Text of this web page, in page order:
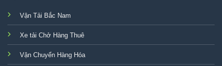
Vận Tải Bắc Nam
Xe tải Chở Hàng Thuê
Vận Chuyển Hàng Hóa